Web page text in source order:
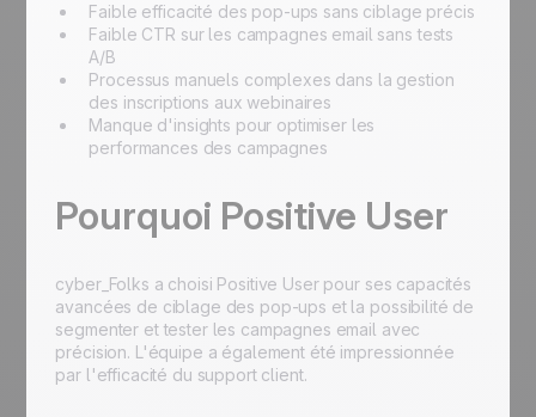
Faible efficacité des pop-ups sans ciblage précis
Faible CTR sur les campagnes email sans tests
A/B
Processus manuels complexes dans la gestion
des inscriptions aux webinaires
Manque d'insights pour optimiser les
performances des campagnes
Pourquoi Positive User
cyber_Folks a choisi Positive User pour ses capacités
avancées de ciblage des pop-ups et la possibilité de
segmenter et tester les campagnes email avec
précision. L'équipe a également été impressionnée
par l'efficacité du support client.